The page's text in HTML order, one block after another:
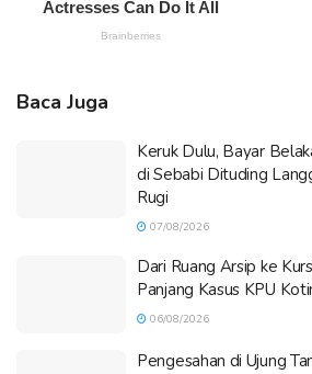
Baca Juga
Keruk Dulu, Bayar
di Sebabi Dituding
Rugi
07/08/2026
Dari Ruang Arsip ke
Panjang Kasus KPU
06/08/2026
Pengesahan di Ujung